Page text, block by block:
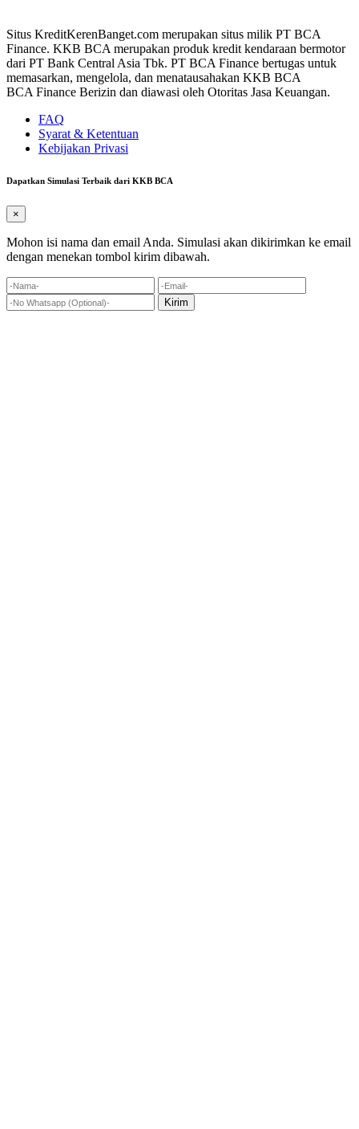
Situs KreditKerenBanget.com merupakan situs milik PT BCA
Finance. KKB BCA merupakan produk kredit kendaraan bermotor
dari PT Bank Central Asia Tbk. PT BCA Finance bertugas untuk
memasarkan, mengelola, dan menatausahakan KKB BCA
BCA Finance Berizin dan diawasi oleh Otoritas Jasa Keuangan.
FAQ
Syarat & Ketentuan
Kebijakan Privasi
Dapatkan Simulasi Terbaik dari KKB BCA
×
Mohon isi nama dan email Anda. Simulasi akan dikirimkan ke email
dengan menekan tombol kirim dibawah.
Kirim